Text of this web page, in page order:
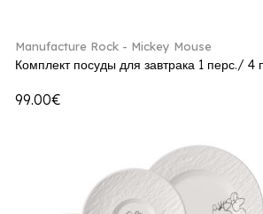
Manufacture Rock - Mickey Mouse
Комплект посуды для завтрака 1 перс./ 4
99.00€